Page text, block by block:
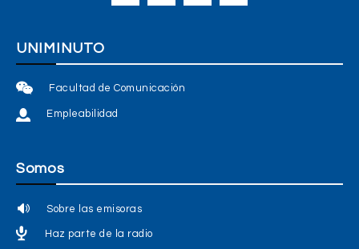
UNIMINUTO
Facultad de Comunicación
Empleabilidad
Somos
Sobre las emisoras
Haz parte de la radio